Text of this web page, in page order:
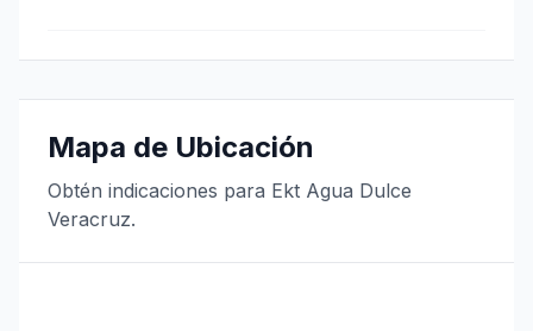
Mapa de Ubicación
Obtén indicaciones para Ekt Agua Dulce
Veracruz.